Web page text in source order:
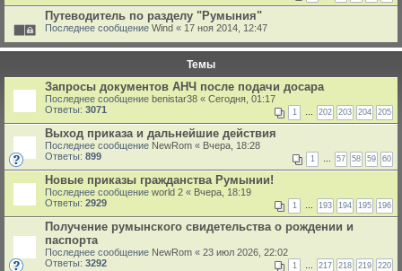
Путеводитель по разделу "Румыния"
Последнее сообщение Wind « 17 ноя 2014, 12:47
Темы
Запросы документов АНЧ после подачи досара
Последнее сообщение benistar38 « Сегодня, 01:17
Ответы: 3071 1 … 202 203 204 205
Выход приказа и дальнейшие действия
Последнее сообщение NewRom « Вчера, 18:28
Ответы: 899 1 … 57 58 59 60
Новые приказы гражданства Румынии!
Последнее сообщение world 2 « Вчера, 18:19
Ответы: 2929 1 … 193 194 195 196
Получение румынского свидетельства о рождении и
паспорта
Последнее сообщение NewRom « 23 июл 2026, 22:02
Ответы: 3292 1 … 217 218 219 220